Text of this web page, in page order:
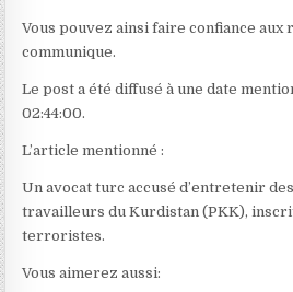
Vous pouvez ainsi faire confiance aux
communique.
Le post a été diffusé à une date
02:44:00.
L’article mentionné :
Un avocat turc accusé d’entretenir
travailleurs du Kurdistan (PKK),
terroristes.
Vous aimerez aussi: